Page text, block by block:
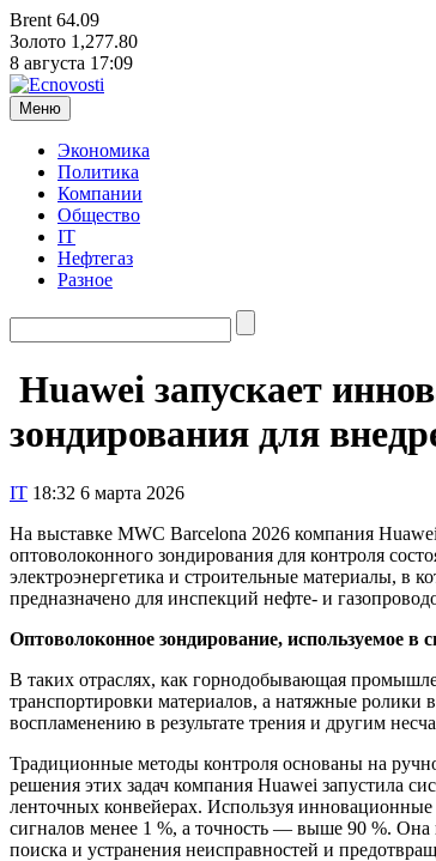
Brent 64.09
Золото 1,277.80
8 августа 17:09
Меню
Экономика
Политика
Компании
Общество
IT
Нефтегаз
Разное
Huawei запускает
зондирования для
IT 18:32 6 марта 2026
На выставке MWC Barcelona 2026 компания
оптоволоконного зондирования для контроля
электроэнергетика и строительные материалы, в
предназначено для инспекций нефте- и
Оптоволоконное зондирование, используемое в
В таких отраслях, как горнодобывающая
транспортировки материалов, а натяжные
воспламенению в результате трения и другим
Традиционные методы контроля основаны на
решения этих задач компания Huawei запустила
ленточных конвейерах. Используя
сигналов менее 1 %, а точность — выше 90 %. Она
поиска и устранения неисправностей и